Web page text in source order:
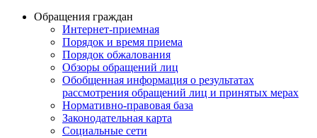
Обращения граждан
Интернет-приемная
Порядок и время приема
Порядок обжалования
Обзоры обращений лиц
Обобщенная информация о результатах
рассмотрения обращений лиц и принятых мерах
Нормативно-правовая база
Законодательная карта
Социальные сети